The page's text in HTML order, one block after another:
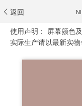
返回
使用声明： 屏幕颜色
实际生产请以最新实物